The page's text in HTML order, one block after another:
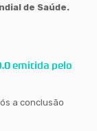
de Saúde.
emitida pelo
a conclusão